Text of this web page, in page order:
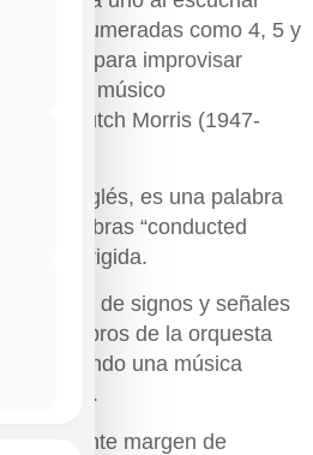
numeradas como 4, 5 y
método para improvisar
por el músico
D. Butch Morris (1947-
en inglés, es una palabra
las palabras “conducted
dirigida.
una serie de signos y señales
miembros de la orquesta
creando una música
director.
bastante margen de